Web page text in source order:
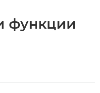
функции